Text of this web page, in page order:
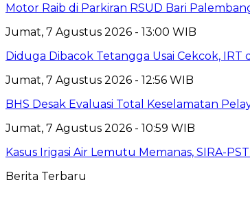
Motor Raib di Parkiran RSUD Bari
Jumat, 7 Agustus 2026 - 13:00 WIB
Diduga Dibacok Tetangga Usai Cekcok,
Jumat, 7 Agustus 2026 - 12:56 WIB
BHS Desak Evaluasi Total Keselamatan
Jumat, 7 Agustus 2026 - 10:59 WIB
Kasus Irigasi Air Lemutu Memanas, SIRA-
Berita Terbaru